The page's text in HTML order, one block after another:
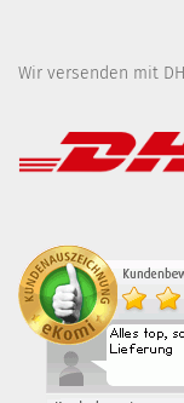
Wir versenden mit